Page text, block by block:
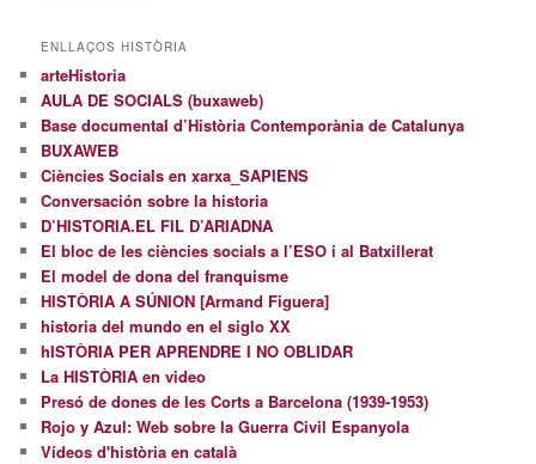
ENLLAÇOS HISTÒRIA
arteHistoria
AULA DE SOCIALS (buxaweb)
Base documental d’Història Contemporània de Catalunya
BUXAWEB
Ciències Socials en xarxa_SAPIENS
Conversación sobre la historia
D’HISTORIA.EL FIL D’ARIADNA
El bloc de les ciències socials a l’ESO i al Batxillerat
El model de dona del franquisme
HISTÒRIA A SÚNION [Armand Figuera]
historia del mundo en el siglo XX
hISTÒRIA PER APRENDRE I NO OBLIDAR
La HISTÒRIA en video
Presó de dones de les Corts a Barcelona (1939-1953)
Rojo y Azul: Web sobre la Guerra Civil Espanyola
Vídeos d'història en català